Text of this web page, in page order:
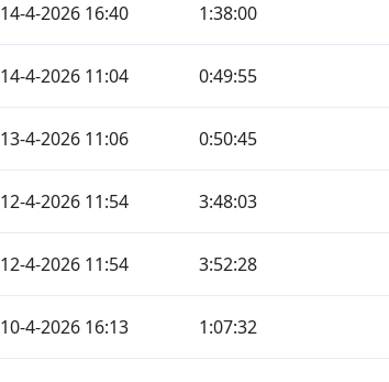
14-4-2026 16:40 1:38:00
14-4-2026 11:04 0:49:55
13-4-2026 11:06 0:50:45
12-4-2026 11:54 3:48:03
12-4-2026 11:54 3:52:28
10-4-2026 16:13 1:07:32